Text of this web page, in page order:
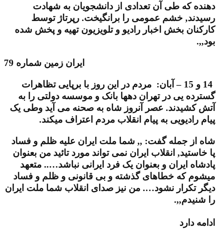
دهنده که طی آن تعدادی از دانشجویان به شهادت
رسیدند, خشم عمومی را برانگیخت. رپرتاژ توسط
کارکنان بخش اخبار رادیو و تلویزیون تهیه و پخش شده
بود,,.
ایران زمین شماره 79
14 و 15 – آبان: مردم در این روز با برپایی تظاهرات
گسترده یی در تهران دهها بانک و موسسه دولتی را به
آتش کشیدند. عصر آنروز شاه به صحنه می آید وطی یک
پیام رادیویی به پیام انقلاب مردم اعتراف میکند.
شاه از جمله گفت: ,, شما ملت ایران علیه ظلم و فساد
پا خاستید, انقلاب ایران نمی تواند مورد تائید من بعنوان
پادشاه ایران و بعنوان یک فرد ایرانی نباشد….. متعهد
میشوم که خطاهای گذشته و بی قانونی و ظلم و فساد
دیگر تکرار نشود…. من نیز صدای انقلاب شما ملت ایران
را شنیدم,,.
ادامه دارد